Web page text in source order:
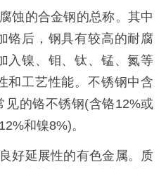
蚀的合金钢的总称。其中
铬后，钢具有较高的耐腐
入镍、钼、钛、锰、氮等
和工艺性能。不锈钢中含
见的铬不锈钢(含铬12%或
和镍8%)。
好延展性的有色金属。质